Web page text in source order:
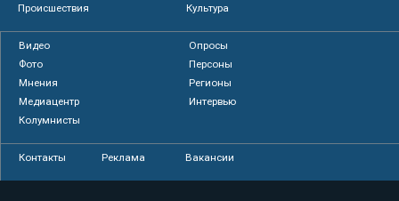
Происшествия
Культура
Видео
Опросы
Фото
Персоны
Мнения
Регионы
Медиацентр
Интервью
Колумнисты
Контакты Реклама Вакансии